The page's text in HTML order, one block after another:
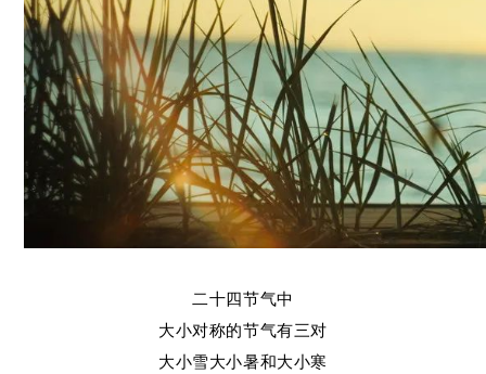
二十四节气中
大小对称的节气有三对
大小雪大小暑和大小寒